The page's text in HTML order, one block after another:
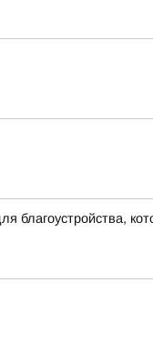
благоустройства,